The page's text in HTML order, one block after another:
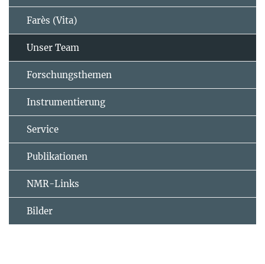
Farès (Vita)
Unser Team
Forschungsthemen
Instrumentierung
Service
Publikationen
NMR-Links
Bilder